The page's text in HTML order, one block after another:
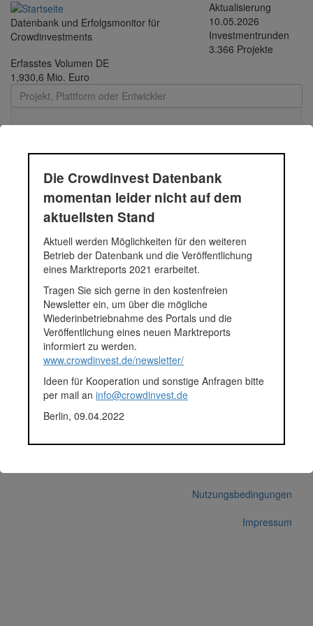
Direkt zum Inhalt
Datenbank und Erfolgsmonitor für
Crowdinvestments
Aktualisierung
10.05.2026
Investmentrunden
3.366 Projekte
Erfasstes Volumen DE
1,930,6 Mio. Euro
Toggle
Teichelmann-Gruppe (RT
Gruppe AG)
Projekt
P218 | RT GRUPPE: Köhn
P214 | Teichelmann-
© 2026 crowdinvest.de
Nutzungsbedingungen
Impressum
Die Crowdinvest Datenbank
momentan leider nicht auf dem
aktuellsten Stand
Aktuell werden Möglichkeiten für den weiteren
Betrieb der Datenbank und die Veröffentlichung
eines Marktreports 2021 erarbeitet.
Tragen Sie sich gerne in den kostenfreien
Newsletter ein, um über die mögliche
Wiederinbetriebnahme des Portals und die
Veröffentlichung eines neuen Marktreports
informiert zu werden.
www.crowdinvest.de/newsletter/
Ideen für Kooperation und sonstige Anfragen bitte
per mail an info@crowdinvest.de
Berlin, 09.04.2022